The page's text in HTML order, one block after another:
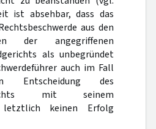
ist absehbar, dass das
aus den
der angegriffenen
als unbegründet
auch im Fall
Entscheidung des
mit seinem
letztlich keinen Erfolg